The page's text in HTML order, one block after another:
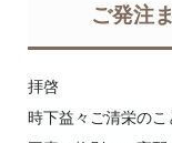
ご利用登録
各種資料
ご発注
拝啓
時下益々ご清栄のこ